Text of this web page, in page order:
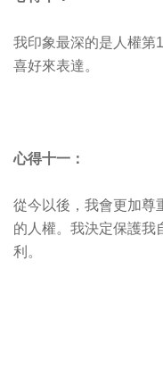
我印象最深的是人權第
喜好來表達。
心得十一：
從今以後，我會更加尊
的人權。我決定保護我
利。